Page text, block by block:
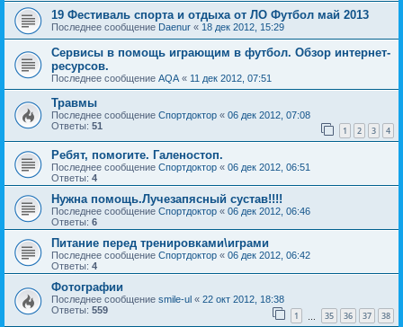
19 Фестиваль спорта и отдыха от ЛО Футбол май 2013
Последнее сообщение Daenur « 18 дек 2012, 15:29
Сервисы в помощь играющим в футбол. Обзор интернет-
ресурсов.
Последнее сообщение AQA « 11 дек 2012, 07:51
Травмы
Последнее сообщение Спортдоктор « 06 дек 2012, 07:08
Ответы: 51 1 2 3 4
Ребят, помогите. Галеностоп.
Последнее сообщение Спортдоктор « 06 дек 2012, 06:51
Ответы: 4
Нужна помощь.Лучезапясный сустав!!!!
Последнее сообщение Спортдоктор « 06 дек 2012, 06:46
Ответы: 6
Питание перед тренировками\играми
Последнее сообщение Спортдоктор « 06 дек 2012, 06:42
Ответы: 4
Фотографии
Последнее сообщение smile-ul « 22 окт 2012, 18:38
Ответы: 559 1 35 36 37 38